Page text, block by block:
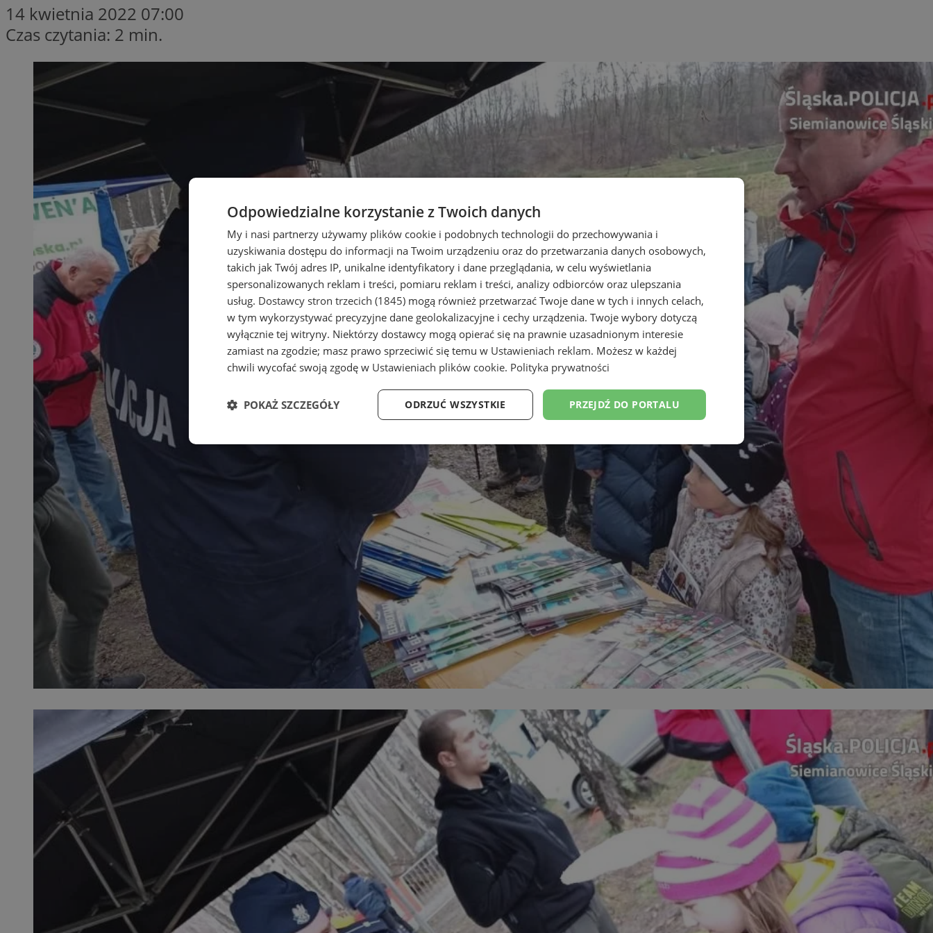
14 kwietnia 2022 07:00
Czas czytania: 2 min.
Odpowiedzialne korzystanie z Twoich danych
My i nasi partnerzy używamy plików cookie i podobnych technologii do przechowywania i
uzyskiwania dostępu do informacji na Twoim urządzeniu oraz do przetwarzania danych osobowych,
takich jak Twój adres IP, unikalne identyfikatory i dane przeglądania, w celu wyświetlania
spersonalizowanych reklam i treści, pomiaru reklam i treści, analizy odbiorców oraz ulepszania
usług. Dostawcy stron trzecich (1845) mogą również przetwarzać Twoje dane w tych i innych celach,
w tym wykorzystywać precyzyjne dane geolokalizacyjne i cechy urządzenia. Twoje wybory dotyczą
wyłącznie tej witryny. Niektórzy dostawcy mogą opierać się na prawnie uzasadnionym interesie
zamiast na zgodzie; masz prawo sprzeciwić się temu w Ustawieniach reklam. Możesz w każdej
chwili wycofać swoją zgodę w Ustawieniach plików cookie. Polityka prywatności
PRZEJDŹ DO PORTALU
ODRZUĆ WSZYSTKIE
POKAŻ SZCZEGÓŁY
Niezbędne Wydajność Targetowanie Funkcjonalność Niesklasyfikowane
Wydajność Targetowanie Funkcjonalność Niesklasyfikowane
Niezbędne pliki cookie umożliwiają korzystanie z podstawowych funkcji strony internetowej, takich jak logowanie użytkownika i
zarządzanie kontem. Bez niezbędnych plików cookie nie można prawidłowo korzystać ze strony internetowej.
Provider Domena
przechowywania
Opis
siemianowice.net.pl 1 rok
Ten plik cookie przechowuje identyfikator sesji.
siemianowice.net.pl 1 rok
Ten plik cookie przechowuje identyfikator sesji.
siemianowice.net.pl
Ten plik cookie przechowuje identyfikator sesji.
równoważenia obciążenia w celu optymalizacji
doświadczenia użytkownika.
.rfihub.com Sesja
Ten plik cookie jest używany do przechowywania
zgody użytkownika w odniesieniu do usług
śledzenia. Zazwyczaj rejestruje, czy użytkownik
zdecydował się na usługi śledzenia lub reklamy.
Cloudflare Inc.
.temu.com
29 minut 58
Ten plik cookie służy do rozróżniania ludzi i
botów. Jest to korzystne dla strony internetowej,
ponieważ umożliwia tworzenie ważnych raportów
na temat korzystania z jej witryny internetowej.
suid
Simplifi Holdings
Inc.
.simpli.fi
Do przechowywania unikalnego identyfikatora
CookieScriptConsent
CookieScript
siemianowice.net.pl
4 tygodnie 2 dni
Ten plik cookie jest używany przez usługę Cookie-
Script.com do zapamiętywania preferencji
dotyczących zgody użytkownika na pliki cookie.
Jest to konieczne, aby baner cookie Cookie-
Script.com działał poprawnie.
Google Privacy Policy